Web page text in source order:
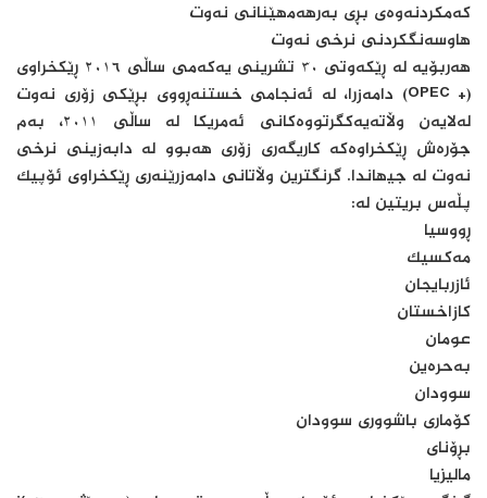
کەمکردنەوەی بڕی بەرھەمھێنانی نەوت
ھاوسەنگکردنی نرخی نەوت
ھەربۆیە لە ڕێکەوتی ٣٠ تشرینی یەکەمی ساڵی ٢٠١٦ ڕێکخراوی
(+ OPEC) دامەزرا، لە ئەنجامی خستنەڕووی بڕێکی زۆری نەوت
لەلایەن وڵاتەیەکگرتووەکانی ئەمریکا لە ساڵی ٢٠١١، بەم
جۆرەش ڕێکخراوەکە کاریگەری زۆری ھەبوو لە دابەزینی نرخی
نەوت لە جیھاندا. گرنگترین وڵاتانی دامەزرێنەری ڕێکخراوی ئۆپیک
پڵەس بریتین لە:
ڕووسیا
مەکسیک
ئازربایجان
کازاخستان
عومان
بەحرەین
سوودان
کۆماری باشووری سوودان
بڕۆنای
مالیزیا